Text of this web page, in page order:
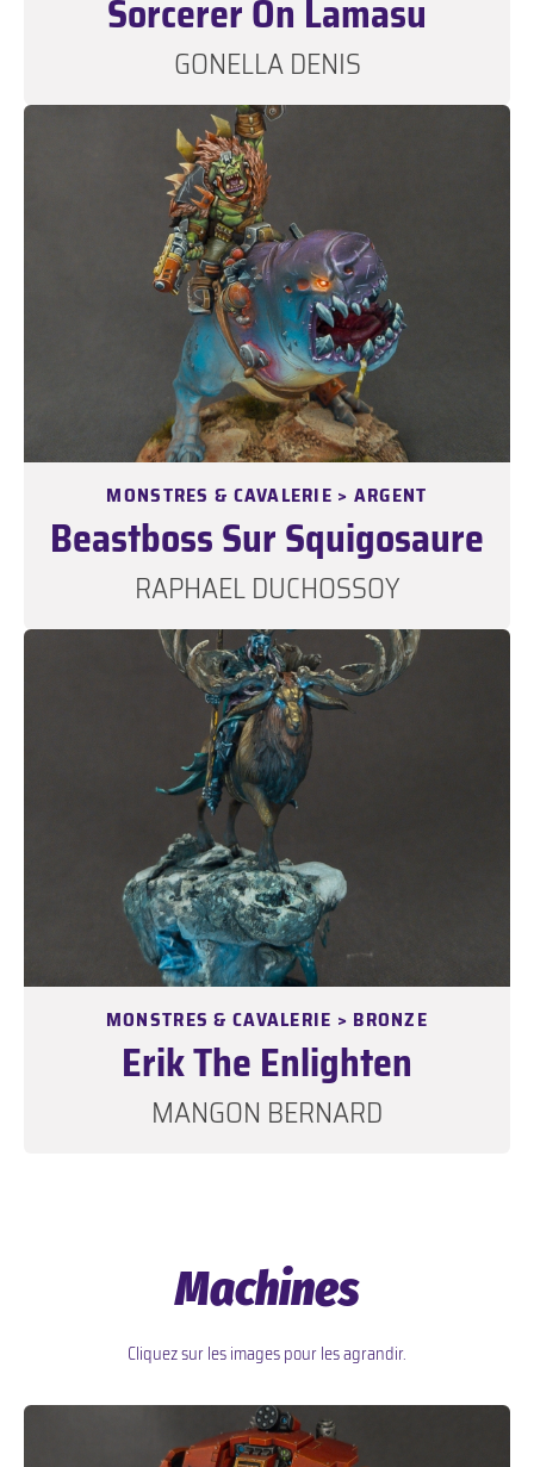
Sorcerer On Lamasu
GONELLA DENIS
MONSTRES & CAVALERIE > ARGENT
Beastboss Sur Squigosaure
RAPHAEL DUCHOSSOY
MONSTRES & CAVALERIE > BRONZE
Erik The Enlighten
MANGON BERNARD
Machines
Cliquez sur les images pour les agrandir.